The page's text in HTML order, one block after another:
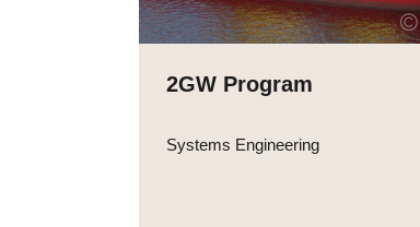
2GW Program
Systems Engineering